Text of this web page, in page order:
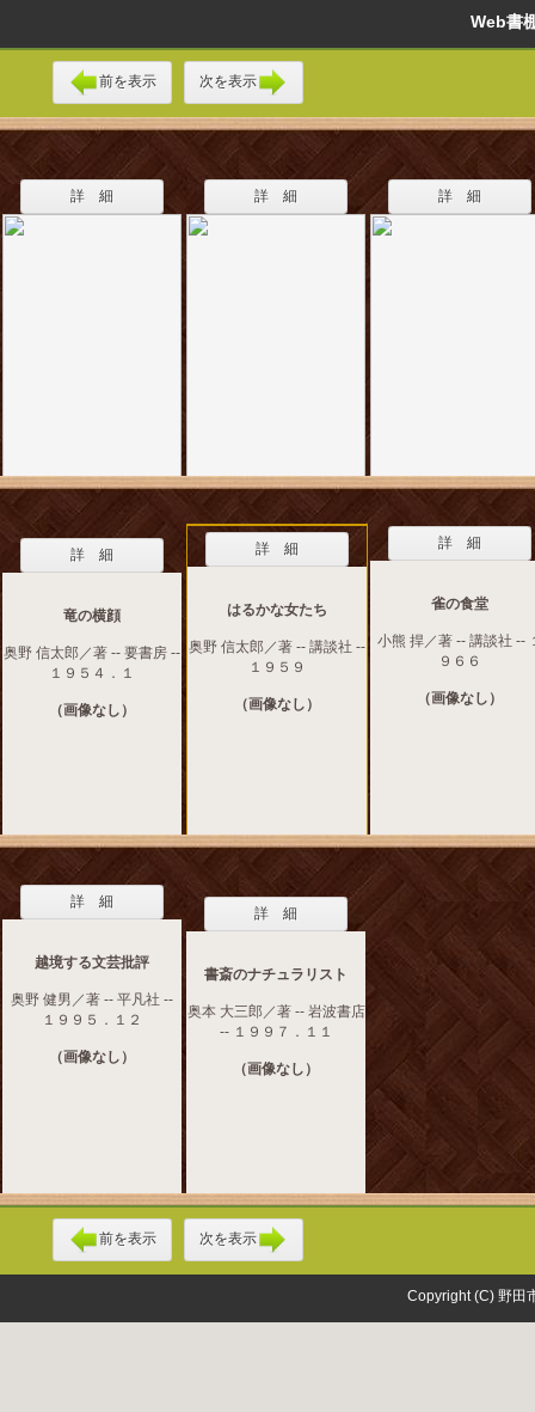
Web
前を表示 次を表示
詳 細 詳 細 詳 細
詳 細
竜の横顔
奥野 信太郎／著 -- 要書房 --
１９５４．１
（画像なし）
詳 細
はるかな女たち
奥野 信太郎／著 -- 講談社 --
１９５９
（画像なし）
詳 細
雀の食堂
小熊 捍／著 -- 講談社 --
９６６
（画像なし）
詳 細
越境する文芸批評
奥野 健男／著 -- 平凡社 --
１９９５．１２
（画像なし）
詳 細
書斎のナチュラリスト
奥本 大三郎／著 -- 岩波書店
-- １９９７．１１
（画像なし）
前を表示 次を表示
Copyright (C) 野田